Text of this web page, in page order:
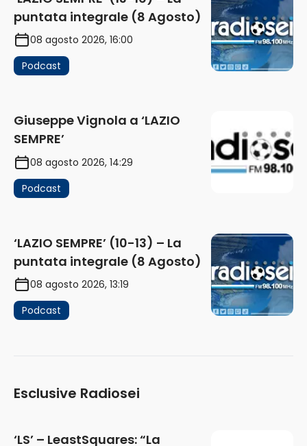
puntata integrale (8 Agosto)
08 agosto 2026, 16:00
Podcast
Giuseppe Vignola a ‘LAZIO
SEMPRE’
08 agosto 2026, 14:29
Podcast
‘LAZIO SEMPRE’ (10-13) – La
puntata integrale (8 Agosto)
08 agosto 2026, 13:19
Podcast
Esclusive Radiosei
‘LS’ – LeastSquares: “La